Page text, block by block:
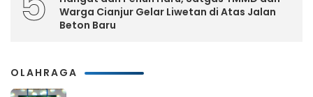
Warga Cianjur Gelar Liwetan di Atas Jalan
Beton Baru
OLAHRAGA